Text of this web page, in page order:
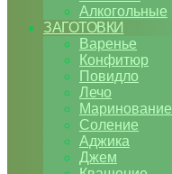
Алкогольные
ЗАГОТОВКИ
Варенье
Конфитюр
Повидло
Лечо
Маринование
Соление
Аджика
Джем